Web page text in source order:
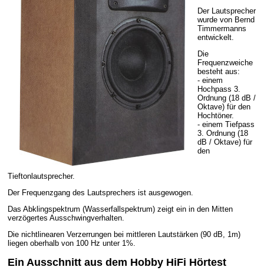
Der Lautsprecher
wurde von Bernd
Timmermanns
entwickelt.
Die
Frequenzweiche
besteht aus:
- einem
Hochpass 3.
Ordnung (18 dB /
Oktave) für den
Hochtöner.
- einem Tiefpass
3. Ordnung (18
dB / Oktave) für
den
Tieftonlautsprecher.
Der Frequenzgang des Lautsprechers ist ausgewogen.
Das Abklingspektrum (Wasserfallspektrum) zeigt ein in den Mitten
verzögertes Ausschwingverhalten.
Die nichtlinearen Verzerrungen bei mittleren Lautstärken (90 dB, 1m)
liegen oberhalb von 100 Hz unter 1%.
Ein Ausschnitt aus dem Hobby HiFi Hörtest